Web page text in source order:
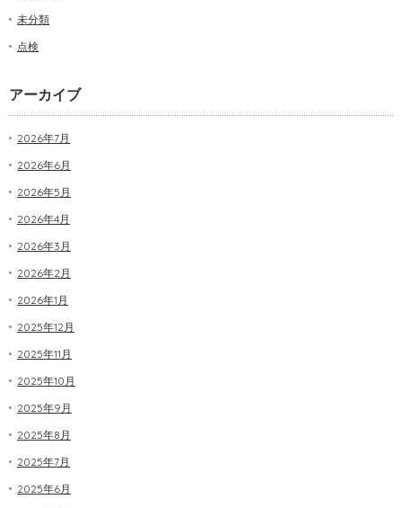
未分類
点検
アーカイブ
2026年7月
2026年6月
2026年5月
2026年4月
2026年3月
2026年2月
2026年1月
2025年12月
2025年11月
2025年10月
2025年9月
2025年8月
2025年7月
2025年6月